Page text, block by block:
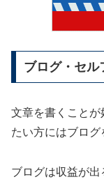
ブログ・セル
文章を書くこと
たい方にはブログ
ブログは収益が